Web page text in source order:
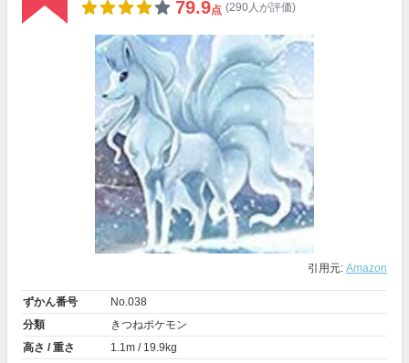
79.9点 (290人が評価)
引用元: Amazon
ずかん番号
No.038
分類
きつねポケモン
高さ / 重さ
1.1m / 19.9kg